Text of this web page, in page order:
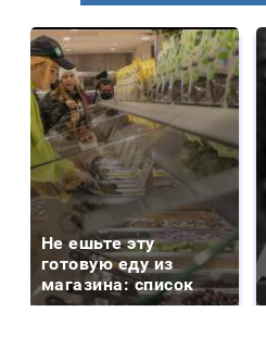
Не ешьте эту
готовую еду из
магазина: список